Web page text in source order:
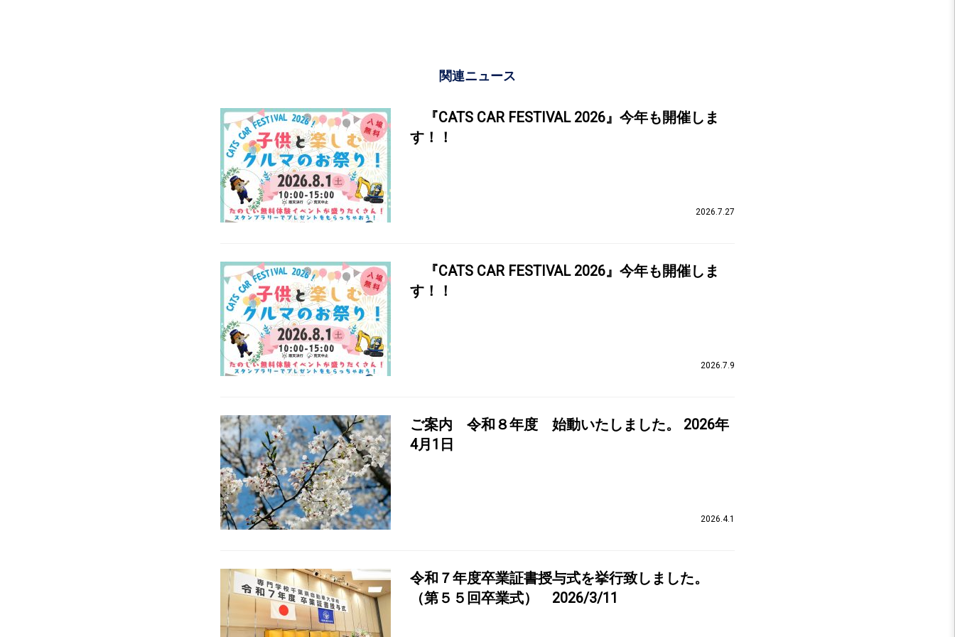
関連ニュース
『CATS CAR FESTIVAL 2026』今年も開催しま
す！！
2026.7.27
『CATS CAR FESTIVAL 2026』今年も開催しま
す！！
2026.7.9
ご案内 令和８年度 始動いたしました。 2026年
4月1日
2026.4.1
令和７年度卒業証書授与式を挙行致しました。
（第５５回卒業式） 2026/3/11